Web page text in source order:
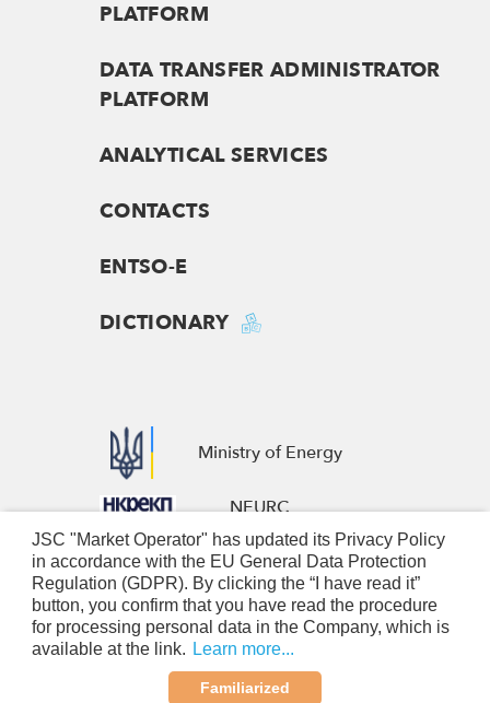
PLATFORM
DATA TRANSFER ADMINISTRATOR
PLATFORM
ANALYTICAL SERVICES
CONTACTS
ENTSO-E
DICTIONARY
Ministry of Energy
NEURC
European Business Association
Nominated Electricity Market
Operators
© 2026 JSC «Market operator». All rights reserved
JSC "Market Operator" has updated its Privacy Policy
in accordance with the EU General Data Protection
Regulation (GDPR). By clicking the “I have read it”
button, you confirm that you have read the procedure
for processing personal data in the Company, which is
available at the link. Learn more...
Familiarized